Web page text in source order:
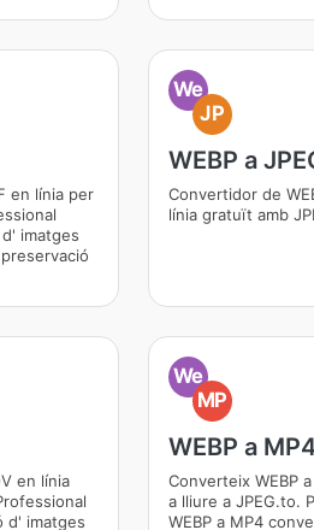
en línia per
imatges
We
JP
WEBP a
Convertidor de
línia gratuït amb
en línia
d' imatges
We
MP
WEBP a
Converteix WEBP
a lliure a JPEG.to.
WEBP a MP4